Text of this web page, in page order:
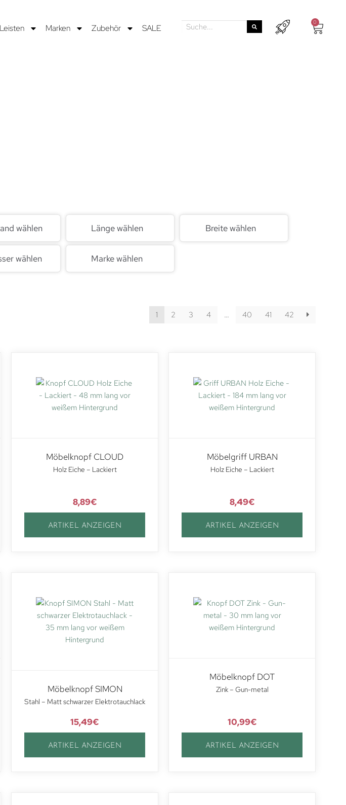
Marken Zubehör SALE
0
wählen Länge wählen Breite wählen
wählen Marke wählen
1 2 3 4 … 40 41 42
Möbelknopf CLOUD
Holz Eiche – Lackiert
8,89€
ARTIKEL ANZEIGEN
Möbelgriff URBAN
Holz Eiche – Lackiert
8,49€
ARTIKEL ANZEIGEN
Möbelknopf SIMON
Stahl – Matt schwarzer Elektrotauchlack
15,49€
ARTIKEL ANZEIGEN
Möbelknopf DOT
Zink – Gun-metal
10,99€
ARTIKEL ANZEIGEN